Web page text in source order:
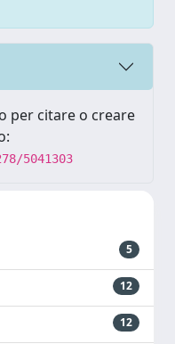
per citare o creare
5041303
5
12
12